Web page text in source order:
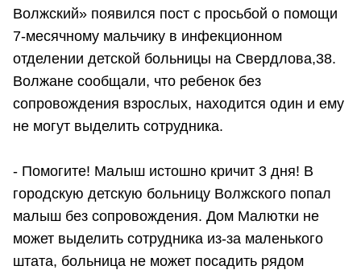
Волжский» появился пост с просьбой о помощи
7-месячному мальчику в инфекционном
отделении детской больницы на Свердлова,38.
Волжане сообщали, что ребенок без
сопровождения взрослых, находится один и ему
не могут выделить сотрудника.
- Помогите! Малыш истошно кричит 3 дня! В
городскую детскую больницу Волжского попал
малыш без сопровождения. Дом Малютки не
может выделить сотрудника из-за маленького
штата, больница не может посадить рядом